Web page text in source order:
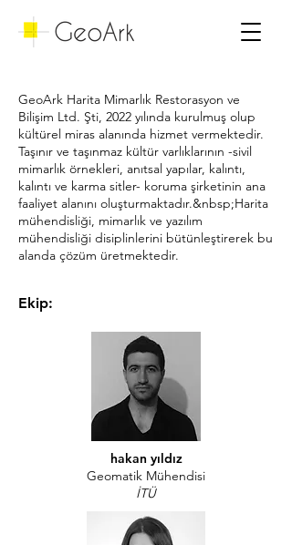
GeoArk Harita Mimarlık Restorasyon ve
Bilişim Ltd. Şti, 2022 yılında kurulmuş olup
kültürel miras alanında hizmet vermektedir.
Taşınır ve taşınmaz kültür varlıklarının -sivil
mimarlık örnekleri, anıtsal yapılar, kalıntı,
kalıntı ve karma sitler- koruma şirketinin ana
faaliyet alanını oluşturmaktadır.&nbsp;Harita
mühendisliği, mimarlık ve yazılım
mühendisliği disiplinlerini bütünleştirerek bu
alanda çözüm üretmektedir.
Ekip:
hakan yıldız
Geomatik Mühendisi
İTÜ